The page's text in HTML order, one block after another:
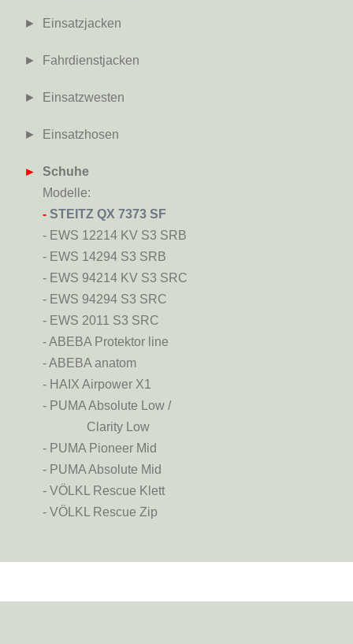
► Einsatzjacken
► Fahrdienstjacken
► Einsatzwesten
► Einsatzhosen
►
Schuhe
Modelle:
- STEITZ QX 7373 SF
- EWS 12214 KV S3 SRB
- EWS 14294 S3 SRB
- EWS 94214 KV S3 SRC
- EWS 94294 S3 SRC
- EWS 2011 S3 SRC
- ABEBA Protektor line
- ABEBA anatom
- HAIX Airpower X1
- PUMA Absolute Low /
Clarity Low
- PUMA Pioneer Mid
- PUMA Absolute Mid
- VÖLKL Rescue Klett
- VÖLKL Rescue Zip